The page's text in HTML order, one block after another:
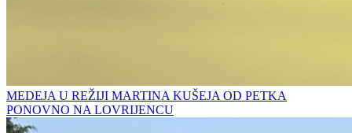
MEDEJA U REŽIJI MARTINA KUŠEJA OD PETKA
PONOVNO NA LOVRIJENCU